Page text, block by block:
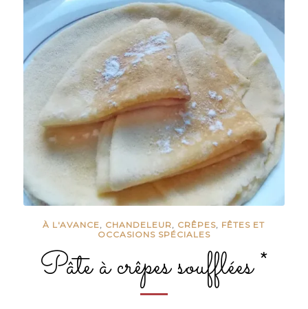
À L'AVANCE, CHANDELEUR, CRÊPES, FÊTES ET
OCCASIONS SPÉCIALES
Pâte à crêpes soufflées *